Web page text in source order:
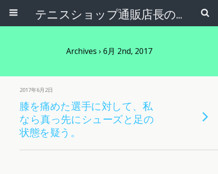
テニスショップ通販店長のブログ＠テニスショップLAFINO 西山克久
Archives › 6月 2nd, 2017
2017年6月2日
膝を痛めた選手に対して、私
なら真っ先にシューズと足の
状態を疑う。